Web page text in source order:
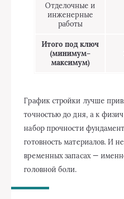
Отделочные и
инженерные
работы
Итого под ключ
(минимум–
максимум)
График стройки лучше
точностью до дня, а к
набор прочности
готовность материалов. И
временных запасах —
головной боли.